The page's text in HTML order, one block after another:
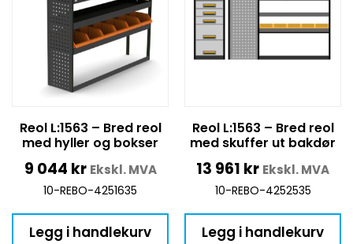
Reol L:1563 – Bred reol
med hyller og bokser
9 044 kr Ekskl. MVA
10-REBO-4251635
Legg i handlekurv
Reol L:1563 – Bred reol
med skuffer ut bakdør
13 961 kr Ekskl. MVA
10-REBO-4252535
Legg i handlekurv